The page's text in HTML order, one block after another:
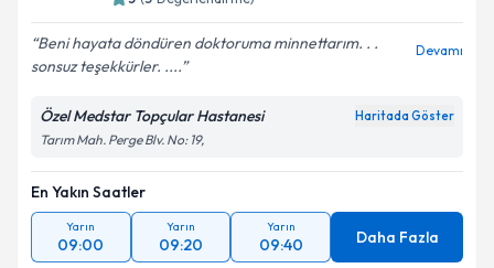
( Değerlendirme)
Beni hayata döndüren doktoruma minnettarım. . .
sonsuz teşekkürler. ....
Özel Medstar Topçular Hastanesi
Tarım Mah. Perge Blv. No: 19,
En Yakın Saatler
Yarın
09:00
Yarın
09:20
Yarın
09:40 Daha Fazla